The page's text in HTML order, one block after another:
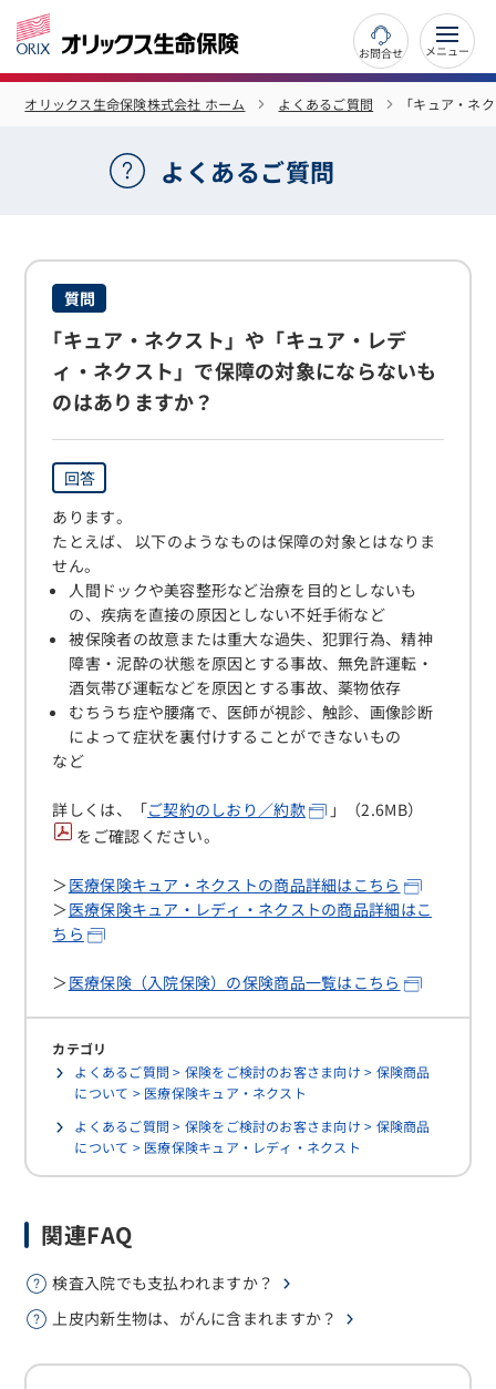
お問合せ
オリックス生命保険株式会社 ホーム よくあるご質問 ｢キュア・ネ
よくあるご質問
質問
｢キュア・ネクスト」や「キュア・レデ
ィ・ネクスト」で保障の対象にならないも
のはありますか？
回答
あります。
たとえば、 以下のようなものは保障の対象とはなりま
せん。
人間ドックや美容整形など治療を目的としないも
の、疾病を直接の原因としない不妊手術など
被保険者の故意または重大な過失、犯罪行為、精神
障害・泥酔の状態を原因とする事故、無免許運転・
酒気帯び運転などを原因とする事故、薬物依存
むちうち症や腰痛で、医師が視診、触診、画像診断
によって症状を裏付けすることができないもの
など
詳しくは、 「ご契約のしおり／約款
」（2.6MB）
をご確認ください。
＞医療保険キュア・ネクストの商品詳細はこちら
＞医療保険キュア・レディ・ネクストの商品詳細はこ
ちら
＞医療保険（入院保険）の保険商品一覧はこちら
カテゴリ
よくあるご質問 > 保険をご検討のお客さま向け > 保険商品
について > 医療保険キュア・ネクスト
よくあるご質問 > 保険をご検討のお客さま向け > 保険商品
について > 医療保険キュア・レディ・ネクスト
関連FAQ
検査入院でも支払われますか？
上皮内新生物は、がんに含まれますか？